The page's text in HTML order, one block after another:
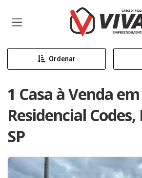
Página inicial
Ordenar
1 Casa à Venda em
Residencial
SP